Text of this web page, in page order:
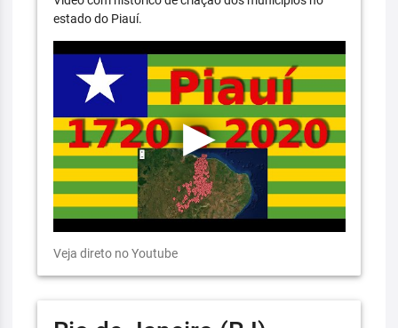
estado do Piauí.
Veja direto no Youtube